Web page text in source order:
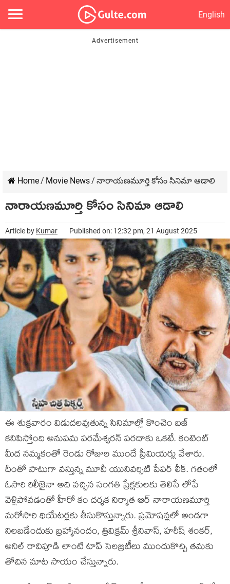
English
Home/ Movie News/ నారాయణమూర్తి కోసం సినిమా ఆడాలి
నారాయణమూర్తి కోసం సినిమా ఆడాలి
Article by Kumar Published on: 12:32 pm, 21 August 2025
ఈ శుక్రవారం విడుదలవుతున్న సినిమాల్లో కొంచెం బజ్
కనిపిస్తోంది అనుపమ పరమేశ్వరన్ పరదాకు ఒకటే. కంటెంట్
మీద నమ్మకంతో రెండు రోజుల ముందే ప్రీమియర్లు వేశారు.
దీంతో పాటుగా వస్తున్న మూవీ యునివర్సిటి పేపర్ లీక్. గతంలో
ఓసారి రిలీజైనా అది వచ్చిన సంగతి ప్రేక్షకులకు తెలిసే లోపే
వెళ్లిపోవడంతో హీరో కం దర్శక నిర్మాత ఆర్ నారాయణమూర్తి
మరోసారి థియేటర్లకు తీసుకొస్తున్నారు. ప్రమోషన్లలో అండగా
నిలబడేందుకు బ్రహ్మానందం, త్రివిక్రమ్ శ్రీనివాస్, హరీష్ శంకర్,
అనిల్ రావిపూడి లాంటి టాప్ సెలబ్రిటీలు ముందుకొచ్చి తమకు
తోచిన మాట సాయం చేస్తున్నారు.